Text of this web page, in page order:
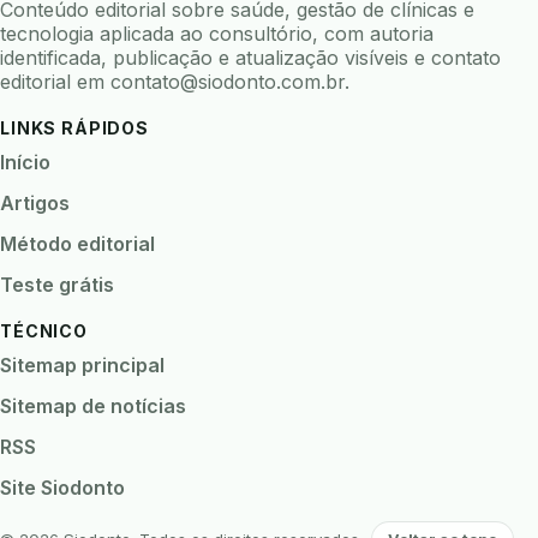
biofeedback biofilme biofilme dental
biofilme linhas agua bioimpedancia
biosseguranca clinica
biossensores
blockchain
bpm
cad cam cadastro paciente
cadeia de custodia
Caderneta da Criança
Conteúdo editorial sobre saúde, gestão de clínicas e
tecnologia aplicada ao consultório, com autoria
identificada, publicação e atualização visíveis e contato
editorial em contato@siodonto.com.br.
LINKS RÁPIDOS
Início
Artigos
Método editorial
Teste grátis
TÉCNICO
Sitemap principal
Sitemap de notícias
RSS
Site Siodonto